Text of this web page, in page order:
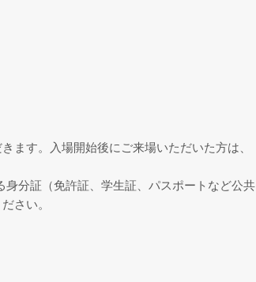
ます。入場開始後にご来場いただいた方は、
分証（免許証、学生証、パスポートなど公共
さい。